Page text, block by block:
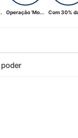
Operação ‘Mo... Com 30%